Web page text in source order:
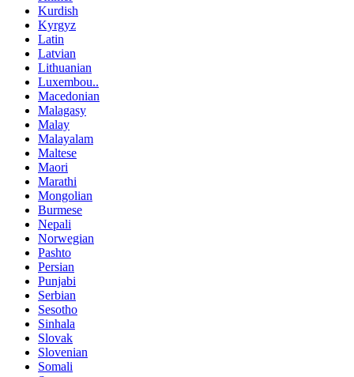
Kurdish
Kyrgyz
Latin
Latvian
Lithuanian
Luxembou..
Macedonian
Malagasy
Malay
Malayalam
Maltese
Maori
Marathi
Mongolian
Burmese
Nepali
Norwegian
Pashto
Persian
Punjabi
Serbian
Sesotho
Sinhala
Slovak
Slovenian
Somali